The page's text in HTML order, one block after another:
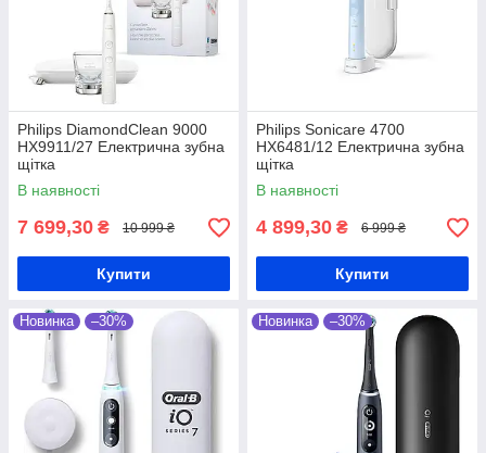
Philips DiamondClean 9000
HX9911/27 Електрична зубна
щітка
В наявності
7 699,30 ₴ 10 999 ₴
Купити
Philips Sonicare 4700
HX6481/12 Електрична зубна
щітка
В наявності
4 899,30 ₴ 6 999 ₴
Купити
Новинка –30% Новинка –30%